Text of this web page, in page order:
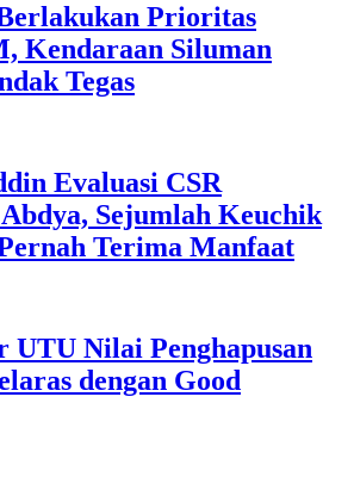
Prioritas
Kendaraan Siluman
Tegas
Evaluasi CSR
Sejumlah Keuchik
Terima Manfaat
UTU Nilai Penghapusan
dengan Good